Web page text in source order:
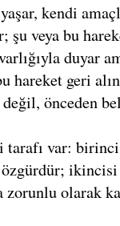
kendi
şu veya bu
duyar
hareket geri
önceden
tarafı var:
zorunlu olarak